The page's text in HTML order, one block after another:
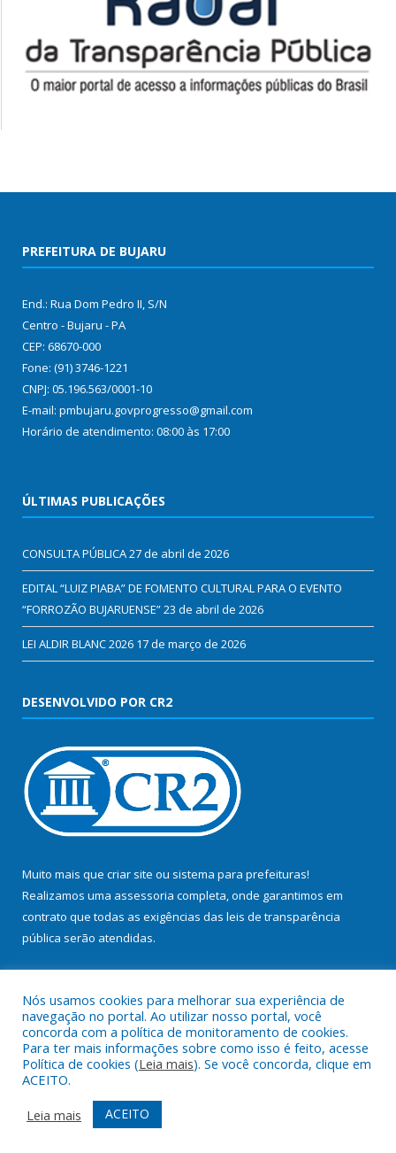
PREFEITURA DE BUJARU
End.: Rua Dom Pedro II, S/N
Centro - Bujaru - PA
CEP: 68670-000
Fone: (91) 3746-1221
CNPJ: 05.196.563/0001-10
E-mail: pmbujaru.govprogresso@gmail.com
Horário de atendimento: 08:00 às 17:00
ÚLTIMAS PUBLICAÇÕES
CONSULTA PÚBLICA27 de abril de 2026
EDITAL “LUIZ PIABA” DE FOMENTO CULTURAL PARA O EVENTO
“FORROZÃO BUJARUENSE”23 de abril de 2026
LEI ALDIR BLANC 2026 17 de março de 2026
DESENVOLVIDO POR CR2
Muito mais que criar site ou sistema para prefeituras!
Realizamos uma assessoria completa, onde garantimos em
contrato que todas as exigências das leis de transparência
pública serão atendidas.
Todos os direitos reservados a Prefeitura Municipal de Bujaru.
Mapa do Site
Acessar Área Administrativa
Acessar Webmail
Nós usamos cookies para melhorar sua experiência de
navegação no portal. Ao utilizar nosso portal, você
concorda com a política de monitoramento de cookies.
Para ter mais informações sobre como isso é feito, acesse
Política de cookies (Leia mais). Se você concorda, clique em
ACEITO.
Leia mais
ACEITO